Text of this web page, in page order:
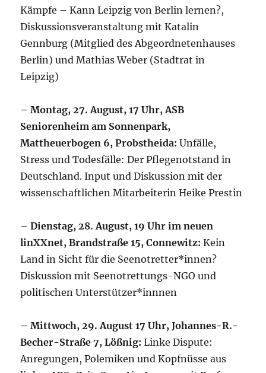
Kämpfe – Kann Leipzig von Berlin lernen?,
Diskussionsveranstaltung mit Katalin
Gennburg (Mitglied des Abgeordnetenhauses
Berlin) und Mathias Weber (Stadtrat in
Leipzig)
– Montag, 27. August, 17 Uhr, ASB
Seniorenheim am Sonnenpark,
Mattheuerbogen 6, Probstheida: Unfälle,
Stress und Todesfälle: Der Pflegenotstand in
Deutschland. Input und Diskussion mit der
wissenschaftlichen Mitarbeiterin Heike Prestin
– Dienstag, 28. August, 19 Uhr im neuen
linXXnet, Brandstraße 15, Connewitz: Kein
Land in Sicht für die Seenotretter*innen?
Diskussion mit Seenotrettungs-NGO und
politischen Unterstützer*innnen
– Mittwoch, 29. August 17 Uhr, Johannes-R.-
Becher-Straße 7, Lößnig: Linke Dispute:
Anregungen, Polemiken und Kopfnüsse aus